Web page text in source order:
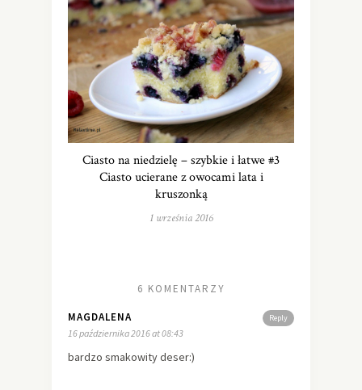
Ciasto na niedzielę – szybkie i łatwe #3
Ciasto ucierane z owocami lata i
kruszonką
1 września 2016
6 KOMENTARZY
Reply
MAGDALENA
16 października 2016 at 08:43
bardzo smakowity deser:)